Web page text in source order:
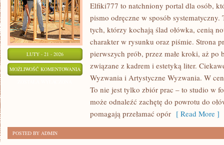
LUTY - 21 - 2026
MOŻLIWOŚĆ KOMENTOWANIA ARTYSTYCZNE
WYZWANIA
Elfiki777 to natchniony portal dla osób,
pismo odręczne w sposób systematyczny.
tych, którzy kochają ślad ołówka, cenią
charakter w rysunku oraz piśmie. Strona
pierwszych prób, przez małe kroki, aż po
związane z kadrem i estetyką liter.
Wyzwania i Artystyczne Wyzwania. W
To nie jest tylko zbiór prac – to studio w
może odnaleźć zachętę do powrotu do
pomagają przełamać opór [ Read More ]
POSTED BY ADMIN